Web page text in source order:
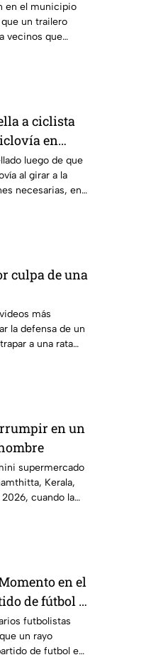
en el municipio
un trailero
vecinos que
en el cuarto
a ciclista
en
luego de que
al girar a la
necesarias, en
culpa de una
más
la defensa de un
a una rata
vehículo
en un
supermercado
Kerala,
cuando la
en el
de fútbol y
futbolistas
un rayo
de futbol en